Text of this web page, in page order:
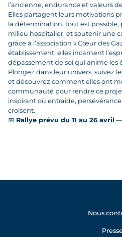
l’ancienne, endurance et valeurs
Elles partagent leurs motivations
la détermination, tout est possible,
milieu hospitalier, et soutenir une
grâce à l’association « Cœur des
établissement, elles incarnent
dépassement de soi qui anime les
Plongez dans leur univers, suivez
et découvrez comment elles ont
communauté pour rendre ce
inspirant où entraide,
croisent.
📅 Rallye prévu du 11 au 26 avril —
Nous